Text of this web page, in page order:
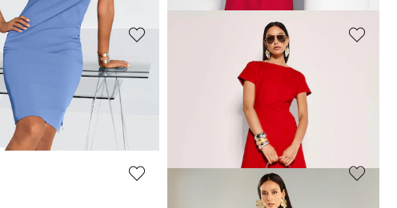
199,95 €
MADELEINE
Robe. Pur coton
239,95 €